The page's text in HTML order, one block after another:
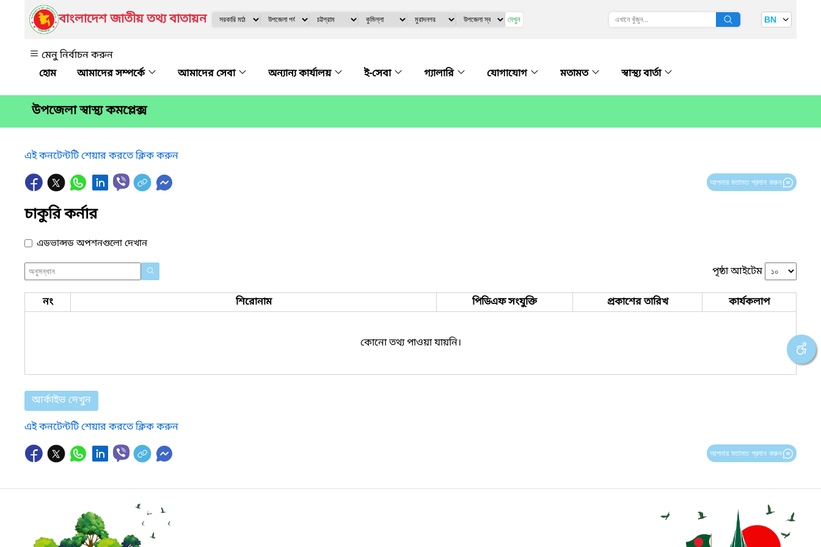
বাংলাদেশ জাতীয় তথ্য বাতায়ন দেখুন BN
মেনু নির্বাচন করুন
আমাদের সম্পর্কে
আমাদের সেবা অন্যান্য কার্যালয় ই-সেবা গ্যালারি যোগাযোগ মতামত স্বাস্থ্য বার্তা
উপজেলা স্বাস্থ্য কমপ্লেক্স
এই কনটেন্টটি শেয়ার করতে ক্লিক করুন
আপনার মতামত প্রদান করুন
চাকুরি কর্নার
এডভান্সড অপশনগুলো দেখান
পৃষ্ঠা আইটেম
নং শিরোনাম পিডিএফ সংযুক্তি প্রকাশের তারিখ কার্যকলাপ
কোনো তথ্য পাওয়া যায়নি।
আর্কাইভ দেখুন
এই কনটেন্টটি শেয়ার করতে ক্লিক করুন
আপনার মতামত প্রদান করুন